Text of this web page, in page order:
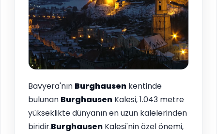
Bavyera'nın Burghausen kentinde
bulunan Burghausen Kalesi, 1.043 metre
yükseklikte dünyanın en uzun kalelerinden
biridir.Burghausen Kalesi'nin özel önemi,